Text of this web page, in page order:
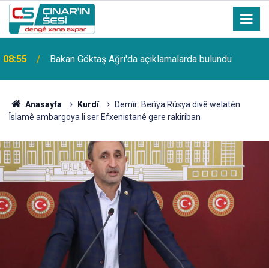
08:55 Bakan Göktaş Ağrı'da açıklamalarda bulundu
Anasayfa Kurdî
Demîr: Berîya Rûsya divê welatên
Îslamê ambargoya li ser Efxenistanê gere rakiriban